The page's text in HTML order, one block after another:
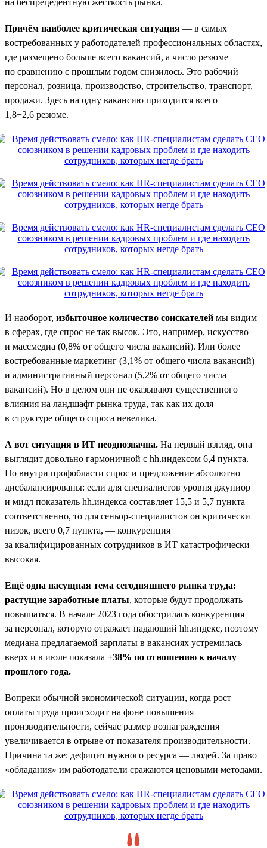
Причём наиболее критическая ситуация — в самых
востребованных у работодателей профессиональных областях,
где размещено больше всего вакансий, а число резюме
по сравнению с прошлым годом снизилось. Это рабочий
персонал, розница, производство, строительство, транспорт,
продажи. Здесь на одну вакансию приходится всего
1,8−2,6 резюме.
И наоборот, избыточное количество соискателей мы видим
в сферах, где спрос не так высок. Это, например, искусство
и массмедиа (0,8% от общего числа вакансий). Или более
востребованные маркетинг (3,1% от общего числа вакансий)
и административный персонал (5,2% от общего числа
вакансий). Но в целом они не оказывают существенного
влияния на ландшафт рынка труда, так как их доля
в структуре общего спроса невелика.
А вот ситуация в ИТ неоднозначна. На первый взгляд, она
выглядит довольно гармоничной с hh.индексом 6,4 пункта.
Но внутри профобласти спрос и предложение абсолютно
дисбалансированы: если для специалистов уровня джуниор
и мидл показатель hh.индекса составляет 15,5 и 5,7 пункта
соответственно, то для сеньор-специалистов он критически
низок, всего 0,7 пункта, — конкуренция
за квалифицированных сотрудников в ИТ катастрофически
высокая.
Ещё одна насущная тема сегодняшнего рынка труда:
растущие заработные платы, которые будут продолжать
повышаться. В начале 2023 года обострилась конкуренция
за персонал, которую отражает падающий hh.индекс, поэтому
медиана предлагаемой зарплаты в вакансиях устремилась
вверх и в июле показала +38% по отношению к началу
прошлого года.
Вопреки обычной экономической ситуации, когда рост
оплаты труда происходит на фоне повышения
производительности, сейчас размер вознаграждения
увеличивается в отрыве от показателя производительности.
Причина та же: дефицит нужного ресурса — людей. За право
«обладания» им работодатели сражаются ценовыми методами.